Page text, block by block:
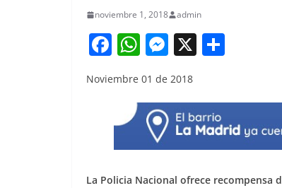
noviembre 1, 2018 admin
F
a
c
b
o
o
W
at
s
A
p
p
M
ss
e
n
g
er
X
e
Noviembre 01 de 2018
La Policia Nacional ofrece recompensa